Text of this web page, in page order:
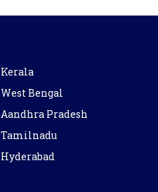
Kerala
West Bengal
Aandhra Pradesh
Tamilnadu
Hyderabad